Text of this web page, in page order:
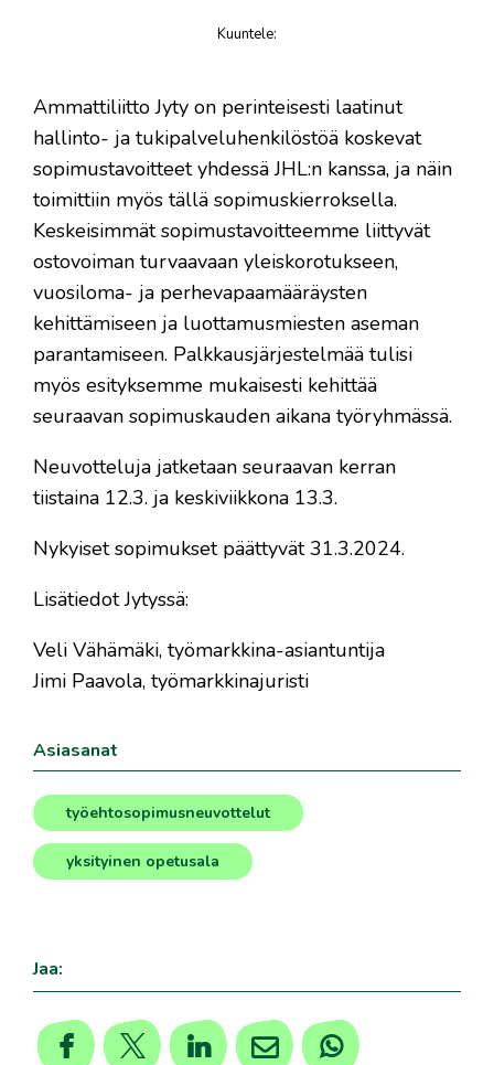
Kuuntele:
Ammattiliitto Jyty on perinteisesti laatinut
hallinto- ja tukipalveluhenkilöstöä koskevat
sopimustavoitteet yhdessä JHL:n kanssa, ja näin
toimittiin myös tällä sopimuskierroksella.
Keskeisimmät sopimustavoitteemme liittyvät
ostovoiman turvaavaan yleiskorotukseen,
vuosiloma- ja perhevapaamääräysten
kehittämiseen ja luottamusmiesten aseman
parantamiseen. Palkkausjärjestelmää tulisi
myös esityksemme mukaisesti kehittää
seuraavan sopimuskauden aikana työryhmässä.
Neuvotteluja jatketaan seuraavan kerran
tiistaina 12.3. ja keskiviikkona 13.3.
Nykyiset sopimukset päättyvät 31.3.2024.
Lisätiedot Jytyssä:
Veli Vähämäki, työmarkkina-asiantuntija
Jimi Paavola, työmarkkinajuristi
Asiasanat
työehtosopimusneuvottelut
, yksityinen opetusala
Jaa: